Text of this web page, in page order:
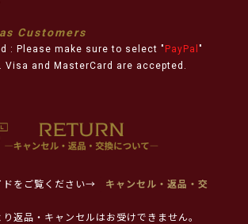
Customers
: Please make sure to select " PayPal "
Visa and MasterCard are accepted.
ドをご覧ください→
キャンセル・返品・交
返品・キャンセルはお受けできません。